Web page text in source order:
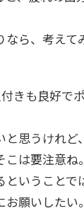
なら、考えて
きも良好で
思うけれど、
は要注意ね。
いうことで
願いしたい。